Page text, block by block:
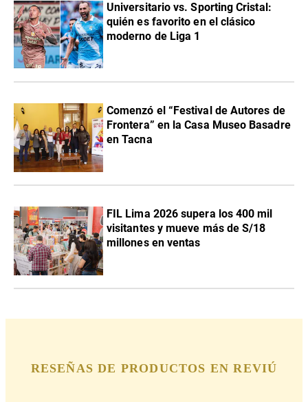
Universitario vs. Sporting Cristal:
quién es favorito en el clásico
moderno de Liga 1
Comenzó el “Festival de Autores de
Frontera” en la Casa Museo Basadre
en Tacna
FIL Lima 2026 supera los 400 mil
visitantes y mueve más de S/18
millones en ventas